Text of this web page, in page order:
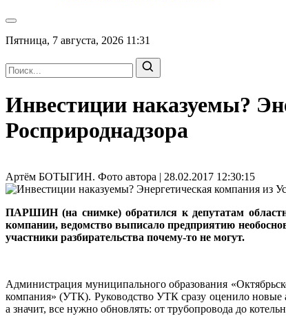
Пятница, 7 августа, 2026 11:31
Инвестиции наказуемы?
Росприроднадзора
Артём БОТЫГИН. Фото автора | 28.02.2017 12:30:15
ПАРШИН (на снимке) обратился к депутатам
компании, ведомство выписало предприятию
участники разбирательства почему-то не могут.
Администрация муниципального образования
компания» (УТК). Руководство УТК сразу оценило новые
а значит, все нужно обновлять: от трубопровода до